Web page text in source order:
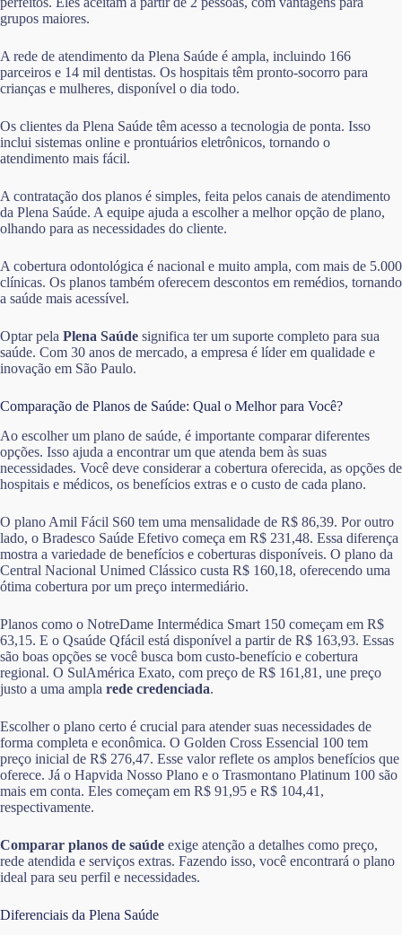
grupos maiores.
A rede de atendimento da Plena Saúde é ampla, incluindo 166
parceiros e 14 mil dentistas. Os hospitais têm pronto-socorro para
crianças e mulheres, disponível o dia todo.
Os clientes da Plena Saúde têm acesso a tecnologia de ponta. Isso
inclui sistemas online e prontuários eletrônicos, tornando o
atendimento mais fácil.
A contratação dos planos é simples, feita pelos canais de atendimento
da Plena Saúde. A equipe ajuda a escolher a melhor opção de plano,
olhando para as necessidades do cliente.
A cobertura odontológica é nacional e muito ampla, com mais de 5.000
clínicas. Os planos também oferecem descontos em remédios, tornando
a saúde mais acessível.
Optar pela Plena Saúde significa ter um suporte completo para sua
saúde. Com 30 anos de mercado, a empresa é líder em qualidade e
inovação em São Paulo.
Comparação de Planos de Saúde: Qual o Melhor para Você?
Ao escolher um plano de saúde, é importante comparar diferentes
opções. Isso ajuda a encontrar um que atenda bem às suas
necessidades. Você deve considerar a cobertura oferecida, as opções de
hospitais e médicos, os benefícios extras e o custo de cada plano.
O plano Amil Fácil S60 tem uma mensalidade de R$ 86,39. Por outro
lado, o Bradesco Saúde Efetivo começa em R$ 231,48. Essa diferença
mostra a variedade de benefícios e coberturas disponíveis. O plano da
Central Nacional Unimed Clássico custa R$ 160,18, oferecendo uma
ótima cobertura por um preço intermediário.
Planos como o NotreDame Intermédica Smart 150 começam em R$
63,15. E o Qsaúde Qfácil está disponível a partir de R$ 163,93. Essas
são boas opções se você busca bom custo-benefício e cobertura
regional. O SulAmérica Exato, com preço de R$ 161,81, une preço
justo a uma ampla rede credenciada.
Escolher o plano certo é crucial para atender suas necessidades de
forma completa e econômica. O Golden Cross Essencial 100 tem
preço inicial de R$ 276,47. Esse valor reflete os amplos benefícios que
oferece. Já o Hapvida Nosso Plano e o Trasmontano Platinum 100 são
mais em conta. Eles começam em R$ 91,95 e R$ 104,41,
respectivamente.
Comparar planos de saúde exige atenção a detalhes como preço,
rede atendida e serviços extras. Fazendo isso, você encontrará o plano
ideal para seu perfil e necessidades.
Diferenciais da Plena Saúde